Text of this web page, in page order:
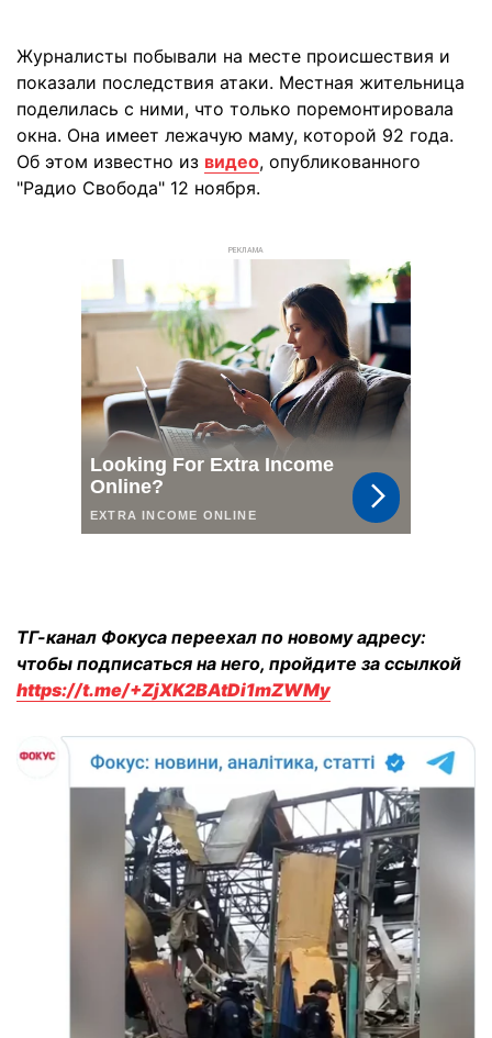
Журналисты побывали на месте происшествия и
показали последствия атаки. Местная жительница
поделилась с ними, что только поремонтировала
окна. Она имеет лежачую маму, которой 92 года.
Об этом известно из видео, опубликованного
"Радио Свобода" 12 ноября.
РЕКЛАМА
ТГ-канал Фокуса переехал по новому адресу:
чтобы подписаться на него, пройдите за ссылкой
https://t.me/+ZjXK2BAtDi1mZWMy